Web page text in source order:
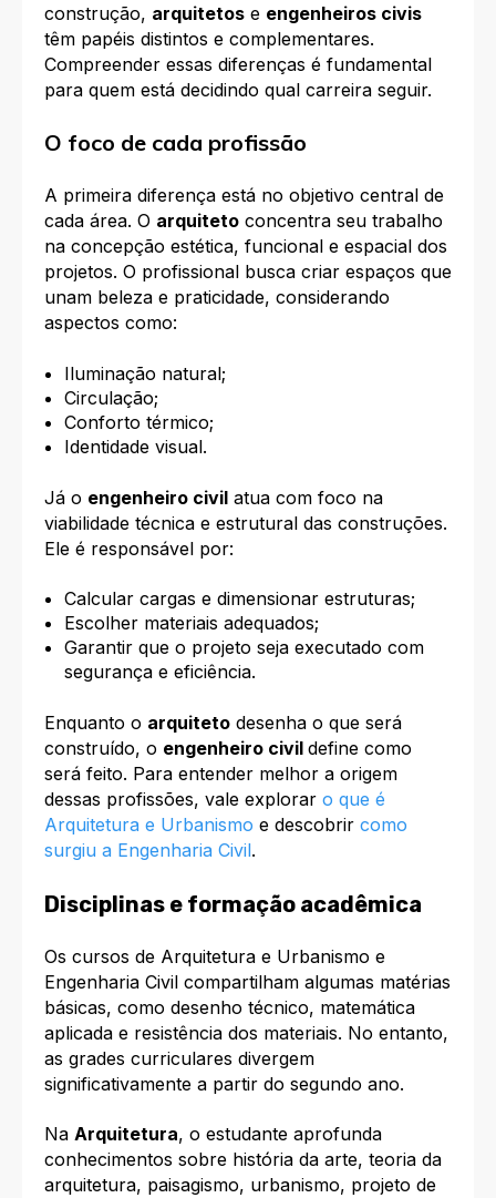
construção, arquitetos e engenheiros civis
têm papéis distintos e complementares.
Compreender essas diferenças é fundamental
para quem está decidindo qual carreira seguir.
O foco de cada profissão
A primeira diferença está no objetivo central de
cada área. O arquiteto concentra seu trabalho
na concepção estética, funcional e espacial dos
projetos. O profissional busca criar espaços que
unam beleza e praticidade, considerando
aspectos como:
Iluminação natural;
Circulação;
Conforto térmico;
Identidade visual.
Já o engenheiro civil atua com foco na
viabilidade técnica e estrutural das construções.
Ele é responsável por:
Calcular cargas e dimensionar estruturas;
Escolher materiais adequados;
Garantir que o projeto seja executado com
segurança e eficiência.
Enquanto o arquiteto desenha o que será
construído, o engenheiro civil define como
será feito. Para entender melhor a origem
dessas profissões, vale explorar o que é
Arquitetura e Urbanismo e descobrir como
surgiu a Engenharia Civil.
Disciplinas e formação acadêmica
Os cursos de Arquitetura e Urbanismo e
Engenharia Civil compartilham algumas matérias
básicas, como desenho técnico, matemática
aplicada e resistência dos materiais. No entanto,
as grades curriculares divergem
significativamente a partir do segundo ano.
Na Arquitetura, o estudante aprofunda
conhecimentos sobre história da arte, teoria da
arquitetura, paisagismo, urbanismo, projeto de